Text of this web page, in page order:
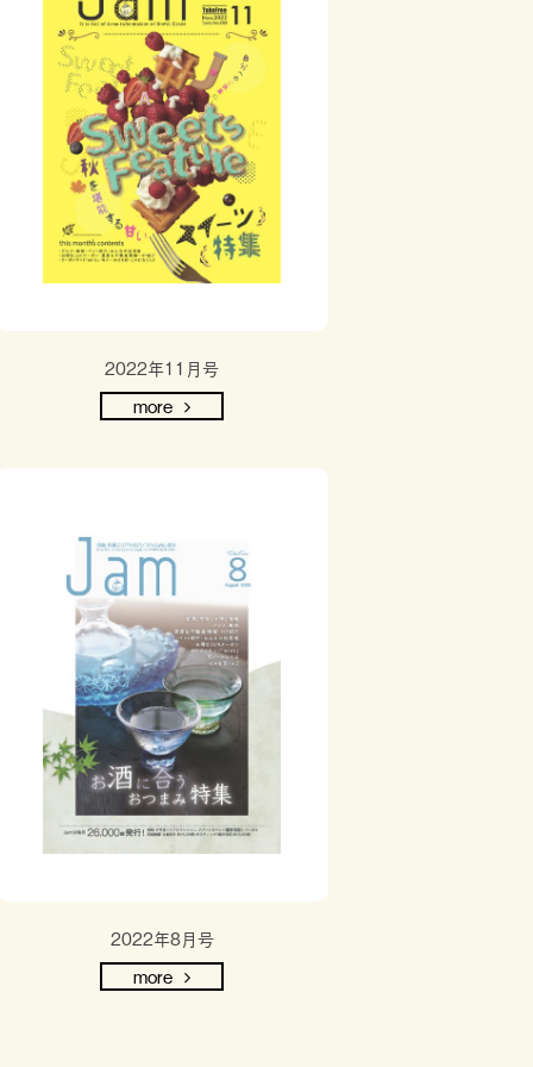
2022年11月号
more
2022年8月号
more